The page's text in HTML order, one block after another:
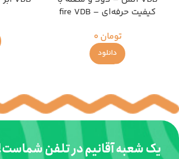
کیفیت حرفه‌ای – fire VDB
تومان
دانلود
یک شعبه آقانیم در تلفن